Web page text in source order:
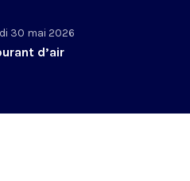
30 mai 2026
d’air